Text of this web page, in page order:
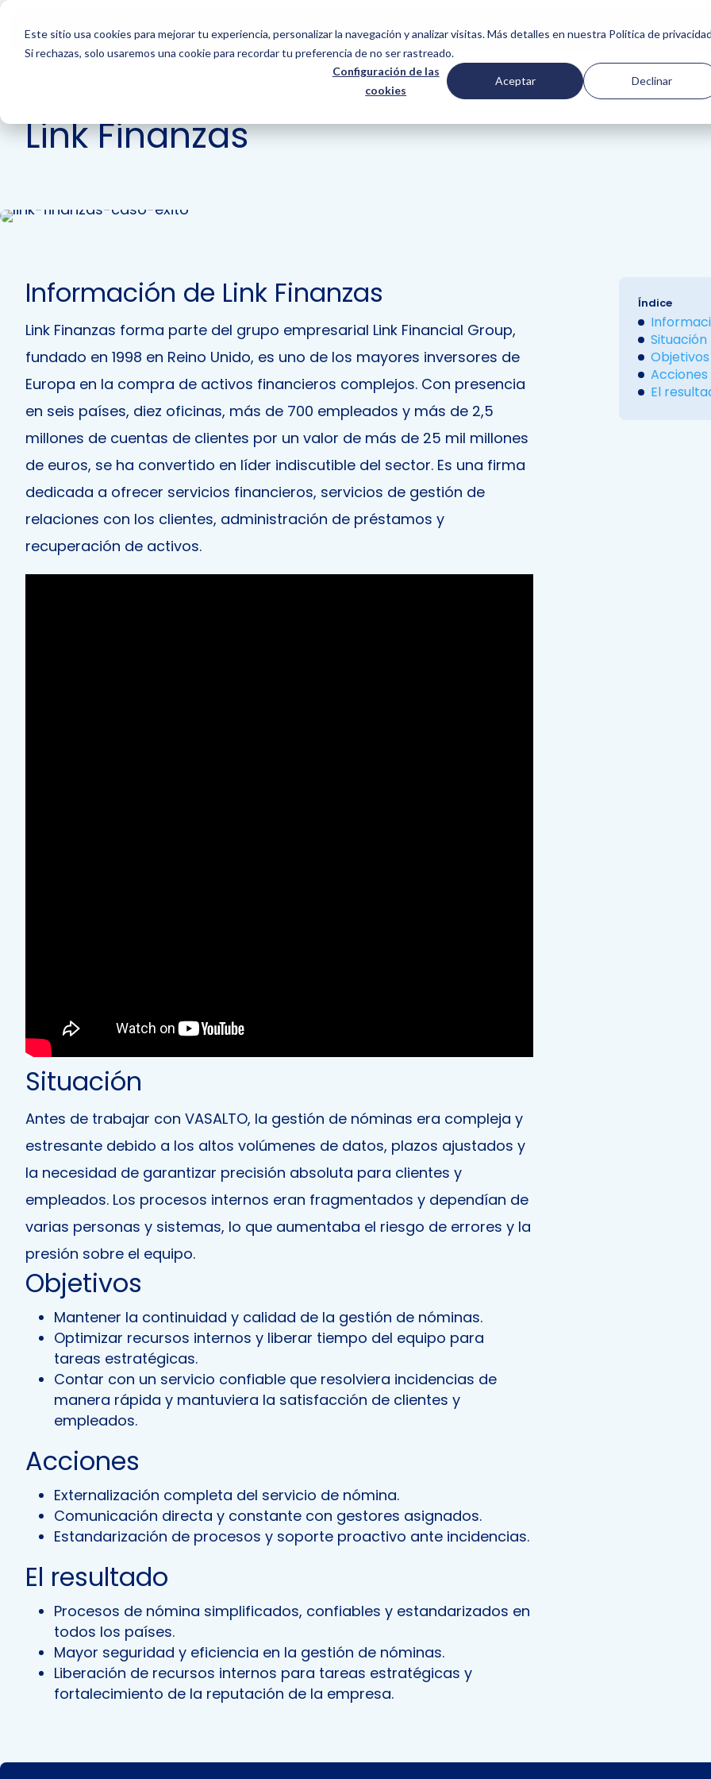
Este sitio usa cookies para mejorar tu experiencia, personalizar la navegación y analizar visitas. Más detalles en nuestra Política de
Si rechazas, solo usaremos una cookie para recordar tu preferencia de no ser rastreado.
Configuración de las
cookies
Aceptar Declinar
SERVICIOS NOSOTROS CASOS DE ÉXITO COMUNIDAD
Link Finanzas
Información de Link Finanzas
Link Finanzas forma parte del grupo empresarial Link Financial Group,
fundado en 1998 en Reino Unido, es uno de los mayores inversores de
Europa en la compra de activos financieros complejos. Con presencia
en seis países, diez oficinas, más de 700 empleados y más de 2,5
millones de cuentas de clientes por un valor de más de 25 mil millones
de euros, se ha convertido en líder indiscutible del sector. Es una firma
dedicada a ofrecer servicios financieros, servicios de gestión de
relaciones con los clientes, administración de préstamos y
recuperación de activos.
Situación
Antes de trabajar con VASALTO, la gestión de nóminas era compleja y
estresante debido a los altos volúmenes de datos, plazos ajustados y
la necesidad de garantizar precisión absoluta para clientes y
empleados. Los procesos internos eran fragmentados y dependían de
varias personas y sistemas, lo que aumentaba el riesgo de errores y la
presión sobre el equipo.
Objetivos
Mantener la continuidad y calidad de la gestión de nóminas.
Optimizar recursos internos y liberar tiempo del equipo para
tareas estratégicas.
Contar con un servicio confiable que resolviera incidencias de
manera rápida y mantuviera la satisfacción de clientes y
empleados.
Acciones
Externalización completa del servicio de nómina.
Comunicación directa y constante con gestores asignados.
Estandarización de procesos y soporte proactivo ante incidencias.
El resultado
Procesos de nómina simplificados, confiables y estandarizados en
todos los países.
Mayor seguridad y eficiencia en la gestión de nóminas.
Liberación de recursos internos para tareas estratégicas y
fortalecimiento de la reputación de la empresa.
Índice
Situación
Objetivos
Acciones
El